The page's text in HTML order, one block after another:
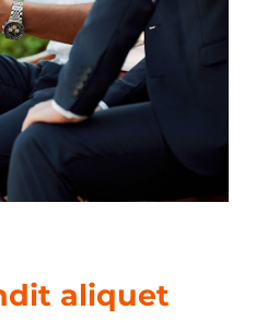
aliquet